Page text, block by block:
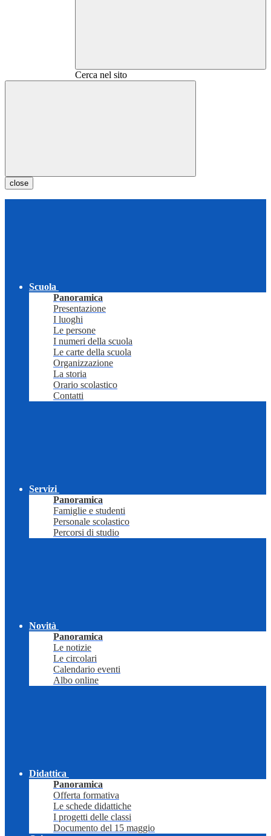
Cerca nel sito
close
Scuola
Panoramica
Presentazione
I luoghi
Le persone
I numeri della scuola
Le carte della scuola
Organizzazione
La storia
Orario scolastico
Contatti
Servizi
Panoramica
Famiglie e studenti
Personale scolastico
Percorsi di studio
Novità
Panoramica
Le notizie
Le circolari
Calendario eventi
Albo online
Didattica
Panoramica
Offerta formativa
Le schede didattiche
I progetti delle classi
Documento del 15 maggio